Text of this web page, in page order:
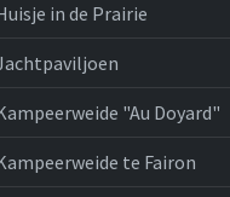
in de Prairie
"Au Doyard"
te Fairon